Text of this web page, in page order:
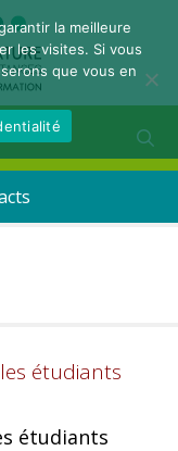
étudiants
étudiants
la meilleure
les visites. Si vous
que vous en